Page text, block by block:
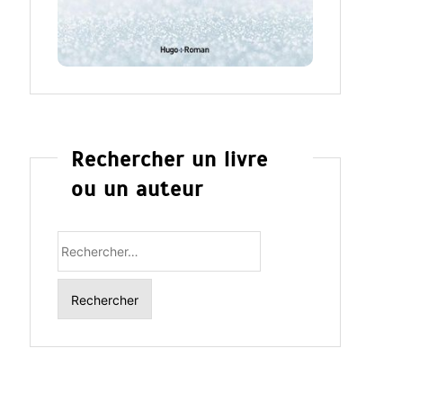
Rechercher un livre
ou un auteur